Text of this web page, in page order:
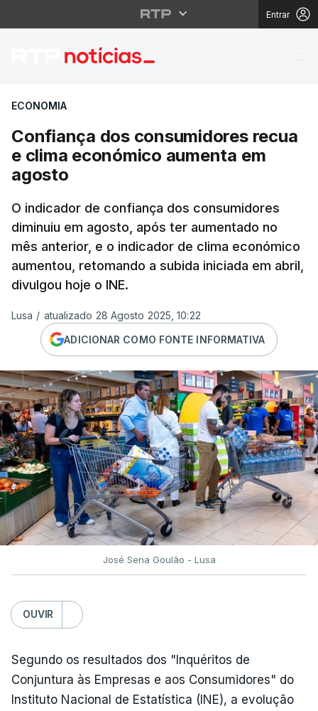
Entrar
Confiança dos
ECONOMIA
Confiança dos consumidores recua
e clima económico aumenta em
agosto
O indicador de confiança dos consumidores
diminuiu em agosto, após ter aumentado no
mês anterior, e o indicador de clima económico
aumentou, retomando a subida iniciada em abril,
divulgou hoje o INE.
Lusa / atualizado 28 Agosto 2025, 10:22
ADICIONAR COMO FONTE INFORMATIVA
José Sena Goulão - Lusa
OUVIR
Segundo os resultados dos "Inquéritos de
Conjuntura às Empresas e aos Consumidores" do
Instituto Nacional de Estatística (INE), a evolução